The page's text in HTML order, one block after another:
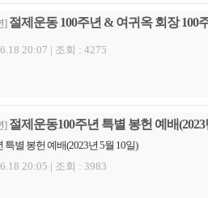
] 절제운동 100주년 & 여귀옥 회장 100
20:07 | 조회 : 4275
] 절제운동100주년 특별 봉헌 예배(2023
특별 봉헌 예배(2023년 5월 10일)
20:05 | 조회 : 3983